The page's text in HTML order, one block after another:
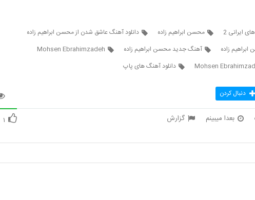
ایرانی 2 محسن ابراهیم زاده
دانلود آهنگ عاشق شدن از محسن ابراهیم زاده
زاده
آهنگ جدید محسن ابراهیم زاده
Mohsen Ebrahimzadeh
Mohsen
دانلود آهنگ های پاپ
دنبال کردن
بعدا میبینم گزارش ۱